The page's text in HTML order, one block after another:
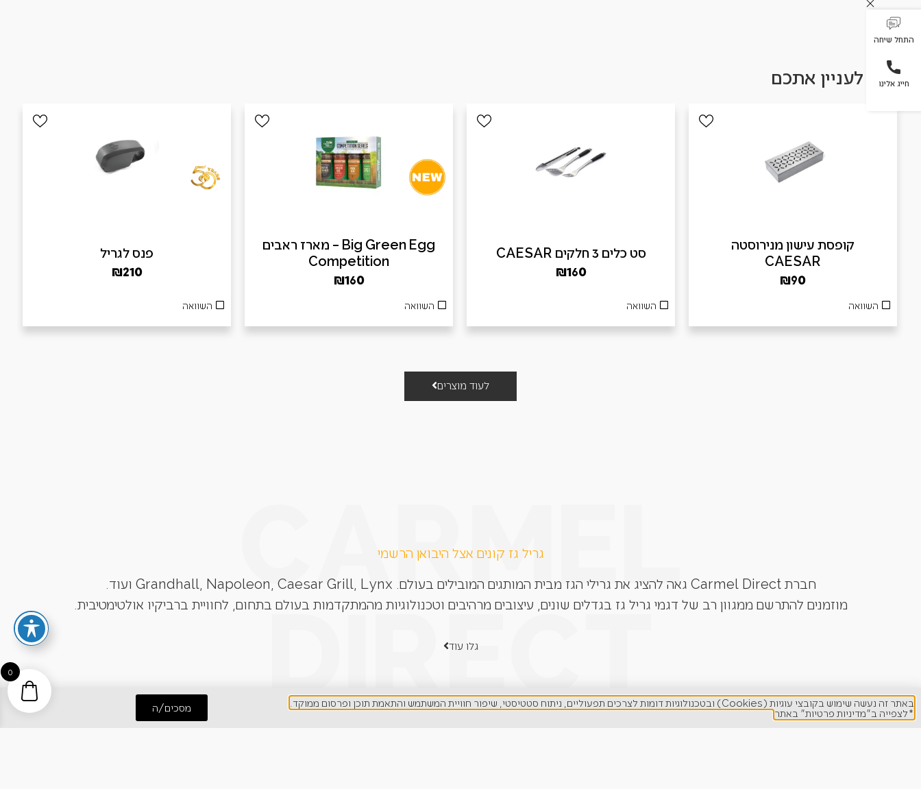
0
התחל שיחה
חייג אלינו
עשוי לעניין אתכם
קופסת עישון מנירוסטה
CAESAR
₪90
השוואה
סט כלים 3 חלקים CAESAR
₪160
השוואה
Big Green Egg – מארז ראבים
Competition
₪160
השוואה
פנס לגריל
₪210
השוואה
לעוד מוצרים
גריל גז קונים אצל היבואן הרשמי
חברת Carmel Direct גאה להציג את גרילי הגז מבית המותגים המובילים בעולם. Grandhall, Napoleon, Caesar Grill, Lynx ועוד.
מוזמנים להתרשם ממגוון רב של דגמי גריל גז בגדלים שונים, עיצובים מרהיבים וטכנולוגיות מהמתקדמות בעולם בתחום, לחוויית ברביקיו אולטימטיבית.
גלו עוד
באתר זה נעשה שימוש בקובצי עוגיות (Cookies) ובטכנולוגיות דומות לצרכים תפעוליים, ניתוח סטטיסטי, שיפור חוויית המשתמש והתאמת תוכן ופרסום ממוקד.
*לצפייה ב"מדיניות פרטיות" באתר
מסכים/ה